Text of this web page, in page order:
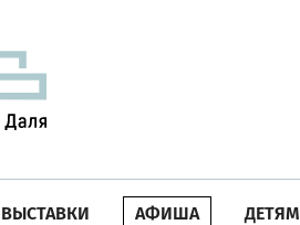
ВЫСТАВКИ АФИША ДЕТЯМ